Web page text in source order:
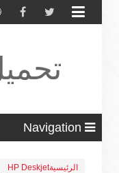

الرئيسيةHP Deskjet